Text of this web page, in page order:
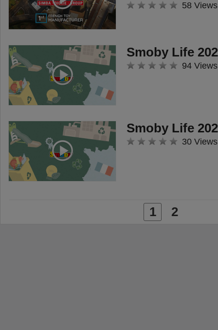
58 Views
Smoby Life
94 Views
Smoby Life
30 Views
1 2